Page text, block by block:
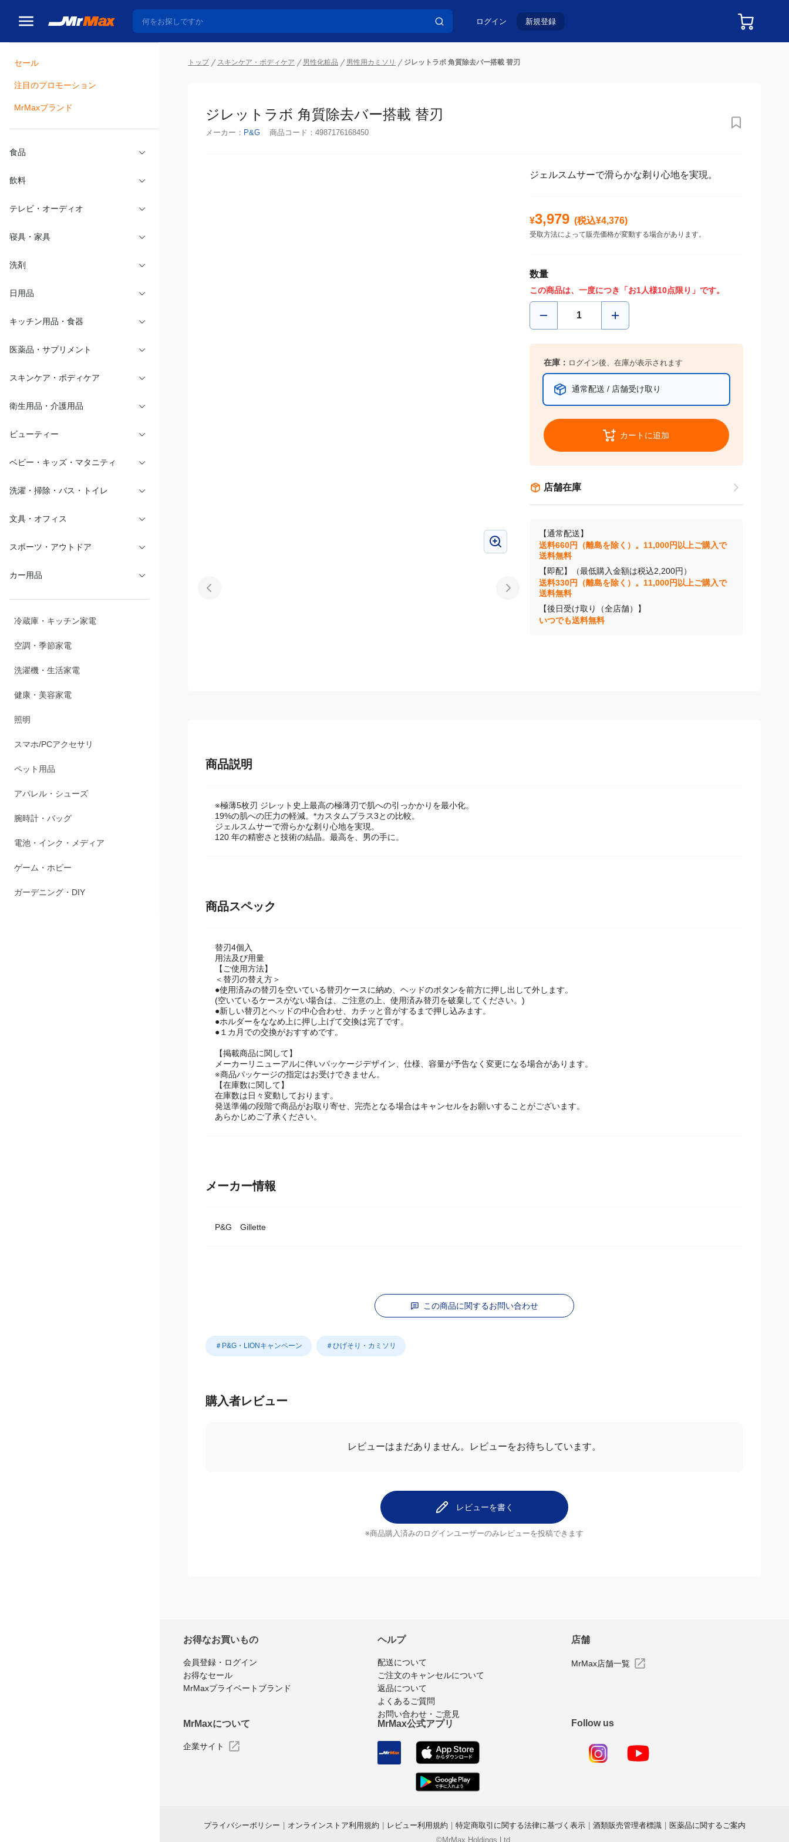
ログイン 新規登録
セール
注目のプロモーション
MrMaxブランド
食品
飲料
テレビ・オーディオ
寝具・家具
洗剤
日用品
キッチン用品・食器
医薬品・サプリメント
スキンケア・ボディケア
衛生用品・介護用品
ビューティー
ベビー・キッズ・マタニティ
洗濯・掃除・バス・トイレ
文具・オフィス
スポーツ・アウトドア
カー用品
冷蔵庫・キッチン家電
空調・季節家電
洗濯機・生活家電
健康・美容家電
照明
スマホ/PCアクセサリ
ペット用品
アパレル・シューズ
腕時計・バッグ
電池・インク・メディア
ゲーム・ホビー
ガーデニング・DIY
トップ スキンケア・ボディケア 男性化粧品 男性用カミソリ ジレットラボ 角質除去バー搭載 替刃
ジレットラボ 角質除去バー搭載 替刃
メーカー： P&G 商品コード： 4987176168450
ジェルスムサーで滑らかな剃り心地を実現。
¥3,979 (税込¥4,376)
受取方法によって販売価格が変動する場合があります。
数量
この商品は、一度につき「お1人様10点限り」です。
在庫： ログイン後、在庫が表示されます
通常配送 / 店舗受け取り
カートに追加
店舗在庫
【通常配送】
送料660円（離島を除く）。11,000円以上ご購入で
送料無料
【即配】（最低購入金額は税込2,200円）
送料330円（離島を除く）。11,000円以上ご購入で
送料無料
【後日受け取り（全店舗）】
いつでも送料無料
商品説明
※極薄5枚刃 ジレット史上最高の極薄刃で肌への引っかかりを最小化。
19%の肌への圧力の軽減。*カスタムプラス3との比較。
ジェルスムサーで滑らかな剃り心地を実現。
120 年の精密さと技術の結晶。最高を、男の手に。
商品スペック
替刃4個入
用法及び用量
【ご使用方法】
＜替刃の替え方＞
●使用済みの替刃を空いている替刃ケースに納め、ヘッドのボタンを前方に押し出して外します。
(空いているケースがない場合は、ご注意の上、使用済み替刃を破棄してください。)
●新しい替刃とヘッドの中心合わせ、カチッと音がするまで押し込みます。
●ホルダーをななめ上に押し上げて交換は完了です。
●１カ月での交換がおすすめです。
【掲載商品に関して】
メーカーリニューアルに伴いパッケージデザイン、仕様、容量が予告なく変更になる場合があります。
※商品パッケージの指定はお受けできません。
【在庫数に関して】
在庫数は日々変動しております。
発送準備の段階で商品がお取り寄せ、完売となる場合はキャンセルをお願いすることがございます。
あらかじめご了承ください。
メーカー情報
P&G Gillette
この商品に関するお問い合わせ
＃P&G・LIONキャンペーン ＃ひげそり・カミソリ
購入者レビュー
レビューはまだありません。 レビューをお待ちしています。
レビューを書く
※商品購入済みのログインユーザーのみ レビューを投稿できます
お得なお買いもの
会員登録・ログイン
お得なセール
MrMaxプライベートブランド
ヘルプ
配送について
ご注文のキャンセルについて
返品について
よくあるご質問
お問い合わせ・ご意見
店舗
MrMax店舗一覧
MrMaxについて
企業サイト
MrMax公式アプリ Follow us
プライバシーポリシー オンラインストア利用規約 レビュー利用規約 特定商取引に関する法律に基づく表示 酒類販売管理者標識
医薬品に関するご案内
©MrMax Holdings Ltd.